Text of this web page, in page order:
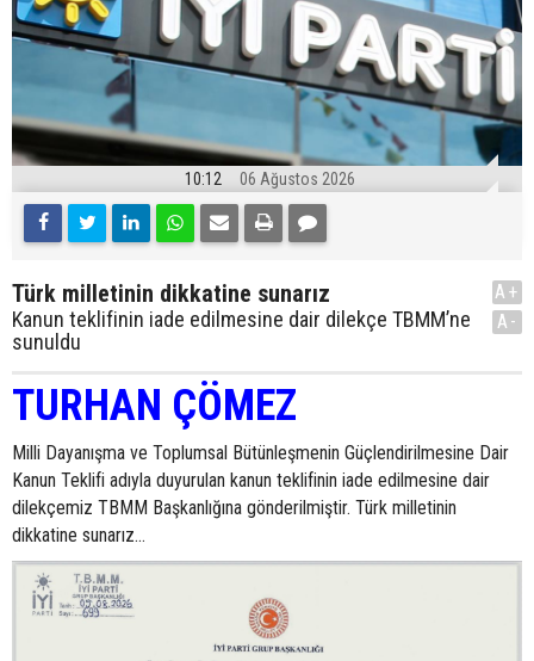
10:12 06 Ağustos 2026
Türk milletinin dikkatine sunarız
Kanun teklifinin iade edilmesine dair dilekçe TBMM’ne
sunuldu
A+
A-
TURHAN ÇÖMEZ
Milli Dayanışma ve Toplumsal Bütünleşmenin Güçlendirilmesine Dair
Kanun Teklifi adıyla duyurulan kanun teklifinin iade edilmesine dair
dilekçemiz TBMM Başkanlığına gönderilmiştir. Türk milletinin
dikkatine sunarız...